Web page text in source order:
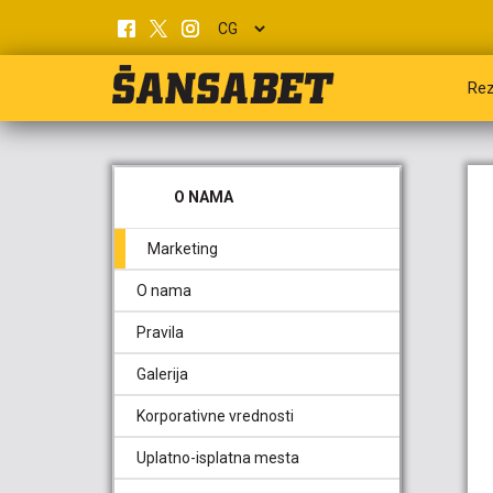
O NAMA
Marketing
O nama
Pravila
Galerija
Korporativne vrednosti
Uplatno-isplatna mesta